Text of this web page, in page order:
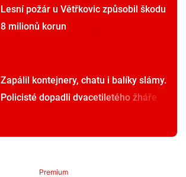
Lesní požár u Větřkovic způsobil škodu
8 milionů korun
Zapálil kontejnery, chatu i balíky slámy.
Policisté dopadli dvacetiletého žháře
Premium